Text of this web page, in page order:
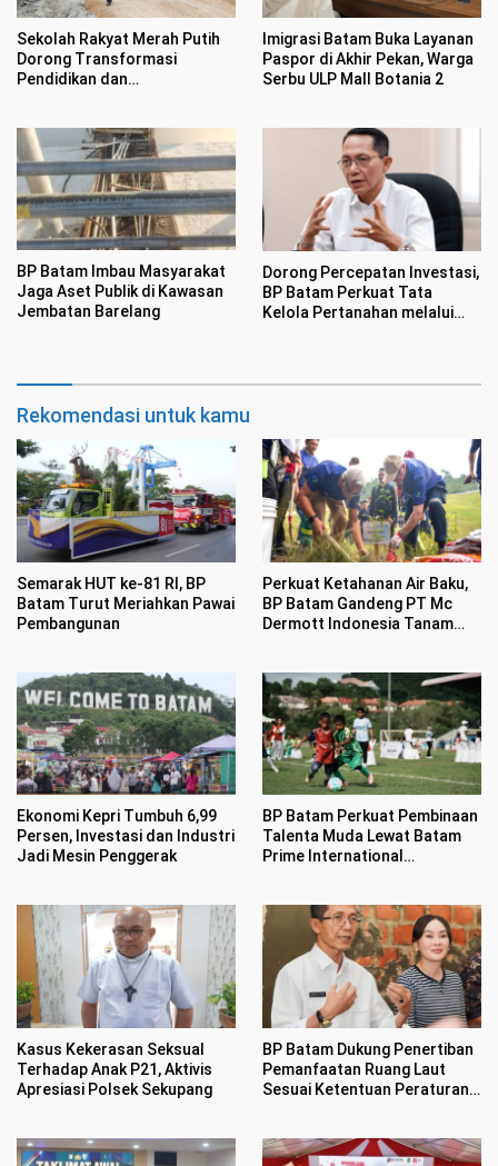
Sekolah Rakyat Merah Putih
Dorong Transformasi
Pendidikan dan
Imigrasi Batam Buka Layanan
Paspor di Akhir Pekan, Warga
Serbu ULP Mall Botania 2
BP Batam Imbau Masyarakat
Jaga Aset Publik di Kawasan
Jembatan Barelang
Dorong Percepatan Investasi,
BP Batam Perkuat Tata
Kelola Pertanahan melalui
Rekomendasi untuk kamu
Semarak HUT ke-81 RI, BP
Batam Turut Meriahkan Pawai
Pembangunan
Perkuat Ketahanan Air Baku,
BP Batam Gandeng PT Mc
Dermott Indonesia Tanam
Ekonomi Kepri Tumbuh 6,99
Persen, Investasi dan Industri
Jadi Mesin Penggerak
BP Batam Perkuat Pembinaan
Talenta Muda Lewat Batam
Prime International
Kasus Kekerasan Seksual
Terhadap Anak P21, Aktivis
Apresiasi Polsek Sekupang
BP Batam Dukung Penertiban
Pemanfaatan Ruang Laut
Sesuai Ketentuan Peraturan